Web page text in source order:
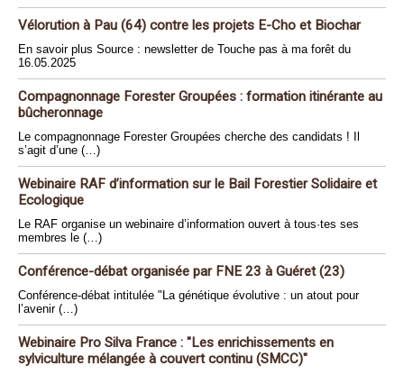
Vélorution à Pau (64) contre les projets E-Cho et Biochar
En savoir plus Source : newsletter de Touche pas à ma forêt du
16.05.2025
Compagnonnage Forester Groupées : formation itinérante au
bûcheronnage
Le compagnonnage Forester Groupées cherche des candidats ! Il
s’agit d’une (…)
Webinaire RAF d’information sur le Bail Forestier Solidaire et
Ecologique
Le RAF organise un webinaire d’information ouvert à tous·tes ses
membres le (…)
Conférence-débat organisée par FNE 23 à Guéret (23)
Conférence-débat intitulée "La génétique évolutive : un atout pour
l’avenir (…)
Webinaire Pro Silva France : "Les enrichissements en
sylviculture mélangée à couvert continu (SMCC)"